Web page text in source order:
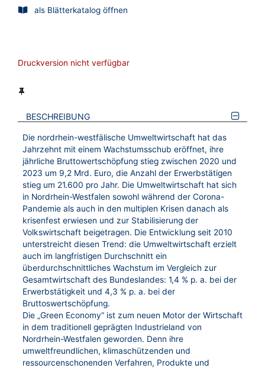
als Blätterkatalog öffnen
Druckversion nicht verfügbar
BESCHREIBUNG
Die nordrhein-westfälische Umweltwirtschaft hat das
Jahrzehnt mit einem Wachstumsschub eröffnet, ihre
jährliche Bruttowertschöpfung stieg zwischen 2020 und
2023 um 9,2 Mrd. Euro, die Anzahl der Erwerbstätigen
stieg um 21.600 pro Jahr. Die Umweltwirtschaft hat sich
in Nordrhein-Westfalen sowohl während der Corona-
Pandemie als auch in den multiplen Krisen danach als
krisenfest erwiesen und zur Stabilisierung der
Volkswirtschaft beigetragen. Die Entwicklung seit 2010
unterstreicht diesen Trend: die Umweltwirtschaft erzielt
auch im langfristigen Durchschnitt ein
überdurchschnittliches Wachstum im Vergleich zur
Gesamtwirtschaft des Bundeslandes: 1,4 % p. a. bei der
Erwerbstätigkeit und 4,3 % p. a. bei der
Bruttoswertschöpfung.
Die „Green Economy“ ist zum neuen Motor der Wirtschaft
in dem traditionell geprägten Industrieland von
Nordrhein-Westfalen geworden. Denn ihre
umweltfreundlichen, klimaschützenden und
ressourcenschonenden Verfahren, Produkte und